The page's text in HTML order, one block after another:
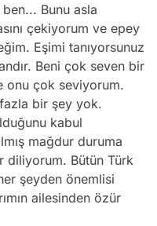
Bunu asla
çekiyorum ve epey
Eşimi tanıyorsunuz
Beni çok seven bir
onu çok seviyorum.
bir şey yok.
kabul
mağdur duruma
diliyorum. Bütün Türk
şeyden önemlisi
ailesinden özür